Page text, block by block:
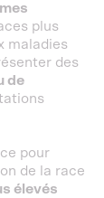
plus
maladies
des
de
pour
de la race
élevés